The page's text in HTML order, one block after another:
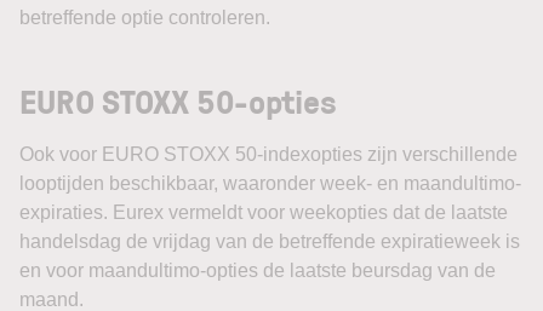
betreffende optie controleren.
EURO STOXX 50-opties
Ook voor EURO STOXX 50-indexopties zijn verschillende
looptijden beschikbaar, waaronder week- en maandultimo-
expiraties. Eurex vermeldt voor weekopties dat de laatste
handelsdag de vrijdag van de betreffende expiratieweek is
en voor maandultimo-opties de laatste beursdag van de
maand.